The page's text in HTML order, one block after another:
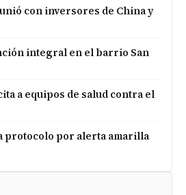
con inversores de China y
integral en el barrio San
a equipos de salud contra el
protocolo por alerta amarilla